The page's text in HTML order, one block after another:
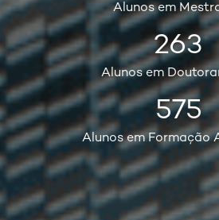
Alunos em
263
Alunos em
575
Alunos em Formação